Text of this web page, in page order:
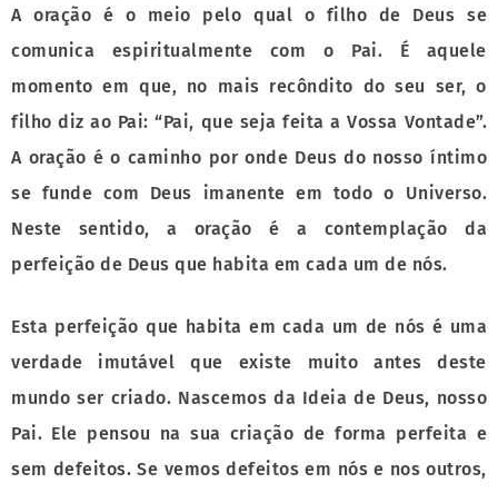
A oração é o meio pelo qual o filho de Deus se
comunica espiritualmente com o Pai. É aquele
momento em que, no mais recôndito do seu ser, o
filho diz ao Pai: “Pai, que seja feita a Vossa Vontade”.
A oração é o caminho por onde Deus do nosso íntimo
se funde com Deus imanente em todo o Universo.
Neste sentido, a oração é a contemplação da
perfeição de Deus que habita em cada um de nós.
Esta perfeição que habita em cada um de nós é uma
verdade imutável que existe muito antes deste
mundo ser criado. Nascemos da Ideia de Deus, nosso
Pai. Ele pensou na sua criação de forma perfeita e
sem defeitos. Se vemos defeitos em nós e nos outros,